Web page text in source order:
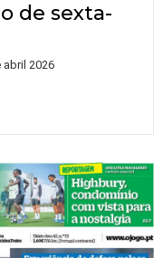
de sexta-
abril 2026